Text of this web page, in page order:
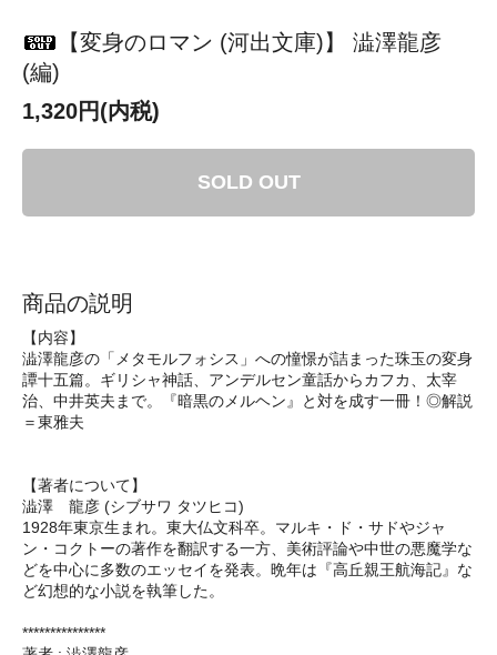
【変身のロマン (河出文庫)】 澁澤龍彦
(編)
1,320円(内税)
SOLD OUT
商品の説明
【内容】
澁澤龍彦の「メタモルフォシス」への憧憬が詰まった珠玉の変身
譚十五篇。ギリシャ神話、アンデルセン童話からカフカ、太宰
治、中井英夫まで。『暗黒のメルヘン』と対を成す一冊！◎解説
＝東雅夫
【著者について】
澁澤 龍彦 (シブサワ タツヒコ)
1928年東京生まれ。東大仏文科卒。マルキ・ド・サドやジャ
ン・コクトーの著作を翻訳する一方、美術評論や中世の悪魔学な
どを中心に多数のエッセイを発表。晩年は『高丘親王航海記』な
ど幻想的な小説を執筆した。
***************